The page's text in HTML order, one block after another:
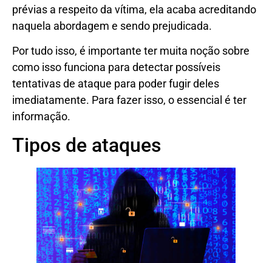
prévias a respeito da vítima, ela acaba acreditando
naquela abordagem e sendo prejudicada.
Por tudo isso, é importante ter muita noção sobre
como isso funciona para detectar possíveis
tentativas de ataque para poder fugir deles
imediatamente. Para fazer isso, o essencial é ter
informação.
Tipos de ataques